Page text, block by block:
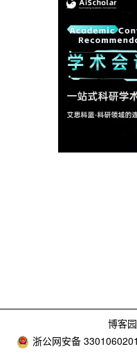
博客园
浙公网安备